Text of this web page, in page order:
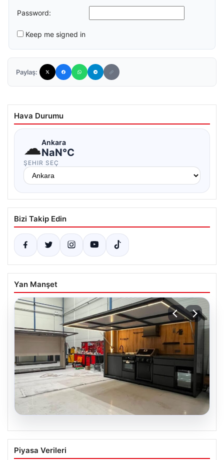
Password:
Keep me signed in
Paylaş:
Hava Durumu
☁Ankara
NaN°C
ŞEHIR SEÇ
Bizi Takip Edin
Yan Manşet
Outdoor Mutfaklar ve Prestijli Yaşam
Mekanları
Piyasa Verileri